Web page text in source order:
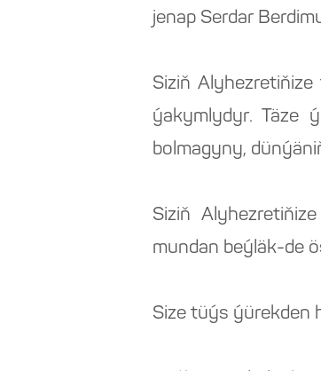
jenap Serdar
Siziň
ýakymlydyr. Täze
bolmagyny,
Siziň
mundan beýläk-de
Size tüýs ýürekden